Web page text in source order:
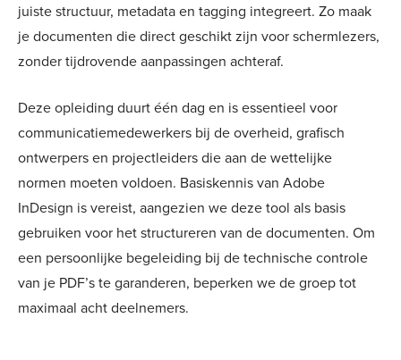
juiste structuur, metadata en tagging integreert. Zo maak
je documenten die direct geschikt zijn voor schermlezers,
zonder tijdrovende aanpassingen achteraf.
Deze opleiding duurt één dag en is essentieel voor
communicatiemedewerkers bij de overheid, grafisch
ontwerpers en projectleiders die aan de wettelijke
normen moeten voldoen. Basiskennis van Adobe
InDesign is vereist, aangezien we deze tool als basis
gebruiken voor het structureren van de documenten. Om
een persoonlijke begeleiding bij de technische controle
van je PDF’s te garanderen, beperken we de groep tot
maximaal acht deelnemers.